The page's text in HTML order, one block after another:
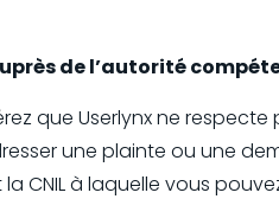
de l’autorité
que Userlynx ne
une plainte ou une
CNIL à laquelle vous